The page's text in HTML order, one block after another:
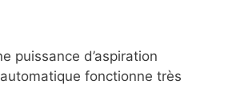
puissance d’aspiration
fonctionne très